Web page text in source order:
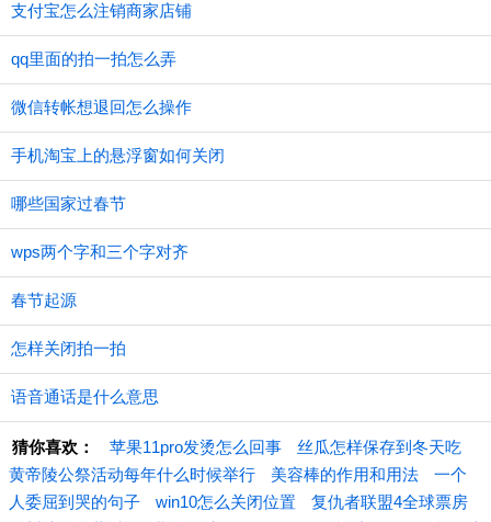
支付宝怎么注销商家店铺
qq里面的拍一拍怎么弄
微信转帐想退回怎么操作
手机淘宝上的悬浮窗如何关闭
哪些国家过春节
wps两个字和三个字对齐
春节起源
怎样关闭拍一拍
语音通话是什么意思
猜你喜欢： 苹果11pro发烫怎么回事
丝瓜怎样保存到冬天吃
黄帝陵公祭活动每年什么时候举行
美容棒的作用和用法
一个
人委屈到哭的句子
win10怎么关闭位置
复仇者联盟4全球票房